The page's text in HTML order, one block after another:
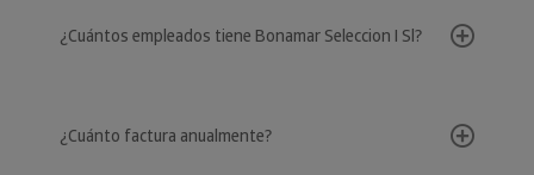
¿Cuántos empleados tiene Bonamar Seleccion I Sl?
¿Cuánto factura anualmente?